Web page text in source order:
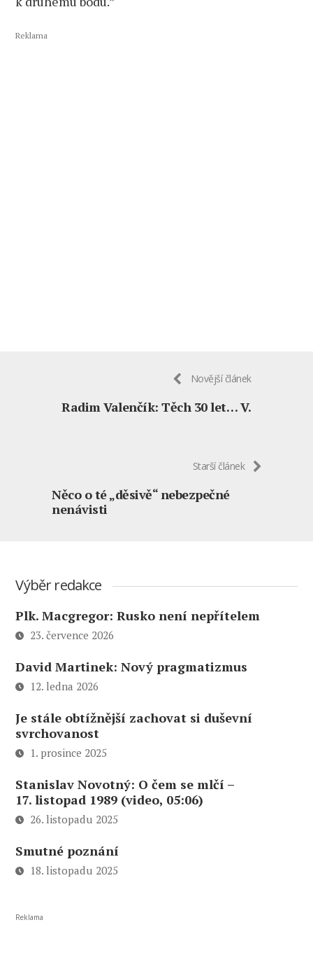
Reklama
Novější článek
Radim Valenčík: Těch 30 let… V.
Starší článek
Něco o té „děsivě“ nebezpečné
nenávisti
Výběr redakce
Plk. Macgregor: Rusko není nepřítelem
23. července 2026
David Martinek: Nový pragmatizmus
12. ledna 2026
Je stále obtížnější zachovat si duševní
svrchovanost
1. prosince 2025
Stanislav Novotný: O čem se mlčí –
17. listopad 1989 (video, 05:06)
26. listopadu 2025
Smutné poznání
18. listopadu 2025
Reklama